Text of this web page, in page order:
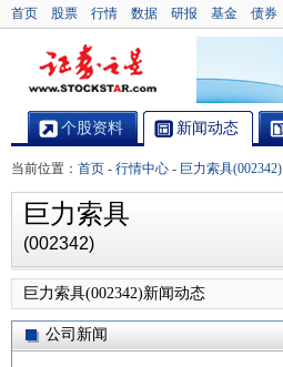
首页 股票 行情 数据 研报 基金 债券
个股资料 新闻动态
当前位置： 首页 - 行情中心 - 巨力索具(002342)
巨力索具
(002342)
巨力索具(002342)新闻动态
公司新闻